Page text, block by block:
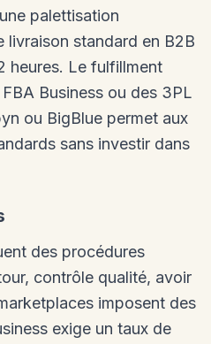
palettisation
livraison standard en B2B
heures. Le fulfillment
Business ou des 3PL
ou BigBlue permet aux
sans investir dans
des procédures
contrôle qualité, avoir
imposent des
exige un taux de